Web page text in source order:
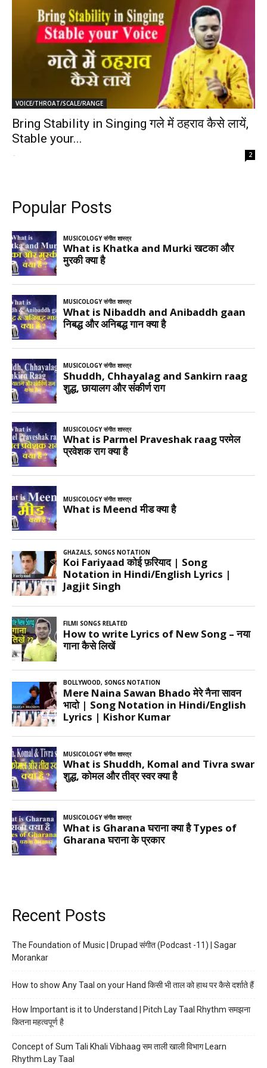
VOICE/THROAT/SCALE/RANGE
Bring Stability in Singing गले में ठहराव कैसे लायें,
Stable your...
- 2
Popular Posts
Recent Posts
The Foundation of Music | Drupad संगीत (Podcast -11) | Sagar
Morankar
How to show Any Taal on your Hand किसी भी ताल को हाथ पर कैसे दर्शाते हैं
How Important is it to Understand | Pitch Lay Taal Rhythm समझना
कितना महत्वपूर्ण है
Concept of Sum Tali Khali Vibhaag सम ताली खाली विभाग Learn
Rhythm Lay Taal